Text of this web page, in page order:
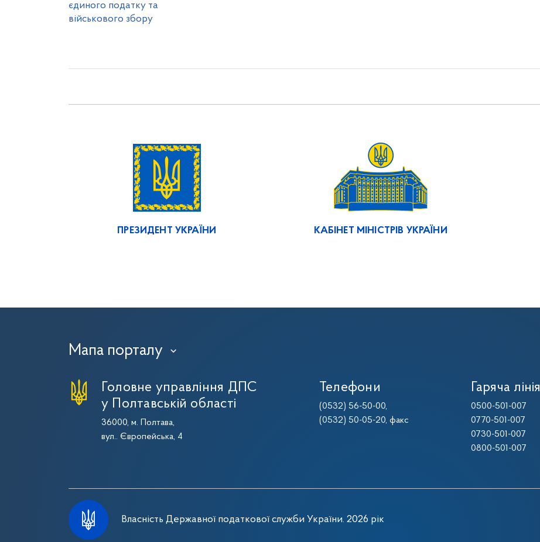
єдиного податку та
військового збору
ПРЕЗИДЕНТ УКРАЇНИ КАБІНЕТ МІНІСТРІВ УКРАЇНИ
Мапа порталу ›
Головне управління ДПС
у Полтавській області
36000, м. Полтава,
вул.. Європейська, 4
Телефони
(0532) 56-50-00,
(0532) 50-05-20, факс
Гаряча лінія
0500-501-007
0770-501-007
0730-501-007
0800-501-007
Власність Державної податкової служби України. 2026 рік